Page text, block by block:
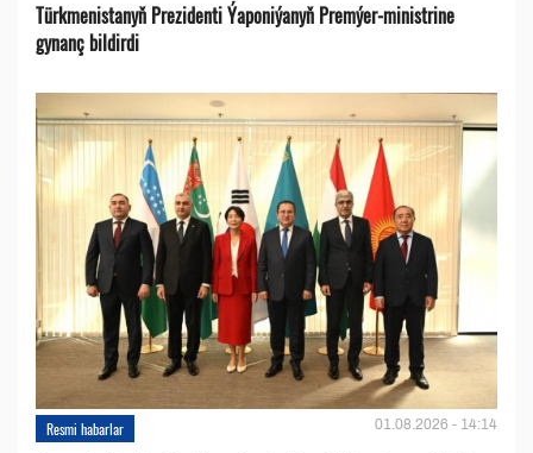
Türkmenistanyň Prezidenti Ýaponiýanyň Premýer-ministrine
gynanç bildirdi
Resmi habarlar 01.08.2026 - 14:14